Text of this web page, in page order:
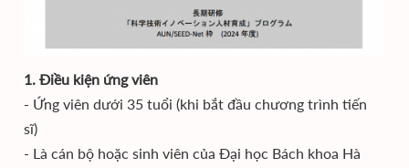
1. Điều kiện ứng viên
- Ứng viên dưới 35 tuổi (khi bắt đầu chương trình tiến
sĩ)
- Là cán bộ hoặc sinh viên của Đại học Bách khoa Hà